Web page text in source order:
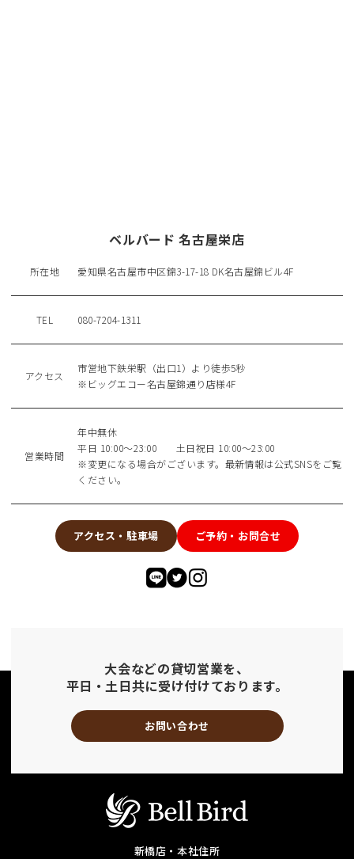
ベルバード 名古屋栄店
所在地 愛知県名古屋市中区錦3-17-18 DK名古屋錦ビル4F
TEL 080-7204-1311
アクセス
市営地下鉄栄駅（出口1）より徒歩5秒
※ビッグエコー名古屋錦通り店様4F
営業時間
年中無休
平日 10:00〜23:00 土日祝日 10:00〜23:00
※変更になる場合がございます。最新情報は公式SNSをご覧
ください。
アクセス・駐車場 ご予約・お問合せ
大会などの貸切営業を、
平日・土日共に受け付けております。
お問い合わせ
新橋店・本社住所